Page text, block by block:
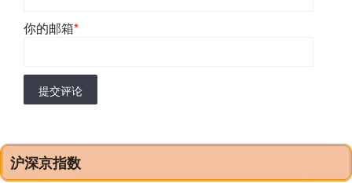
你的邮箱*
提交评论
沪深京指数